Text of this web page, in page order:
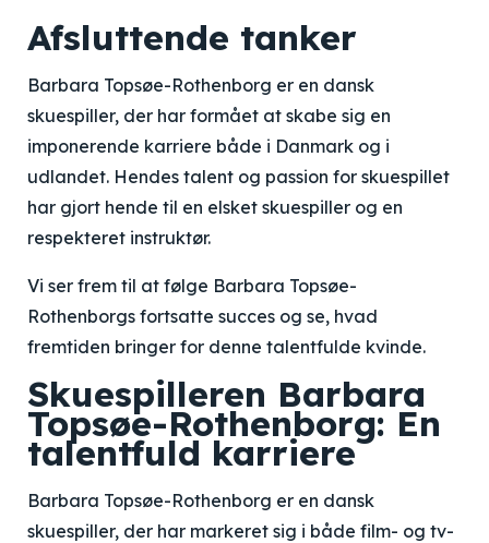
Afsluttende tanker
Barbara Topsøe-Rothenborg er en dansk
skuespiller, der har formået at skabe sig en
imponerende karriere både i Danmark og i
udlandet. Hendes talent og passion for skuespillet
har gjort hende til en elsket skuespiller og en
respekteret instruktør.
Vi ser frem til at følge Barbara Topsøe-
Rothenborgs fortsatte succes og se, hvad
fremtiden bringer for denne talentfulde kvinde.
Skuespilleren Barbara
Topsøe-Rothenborg: En
talentfuld karriere
Barbara Topsøe-Rothenborg er en dansk
skuespiller, der har markeret sig i både film- og tv-